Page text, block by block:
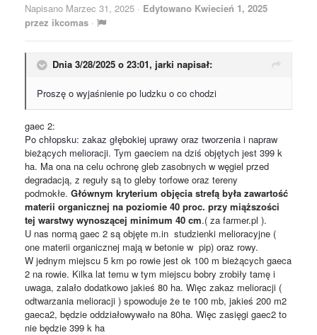
Napisano Marzec 31, 2025 · Edytowano Kwiecień 1, 2025
przez ikcomas ·
Dnia 3/28/2025 o 23:01, jarki napisał:
Proszę o wyjaśnienie po ludzku o co chodzi
gaec 2:
Po chłopsku: zakaz głębokiej uprawy oraz tworzenia i napraw
bieżących melioracji. Tym gaeciem na dziś objętych jest 399 k
ha. Ma ona na celu ochronę gleb zasobnych w węgiel przed
degradacją, z reguły są to gleby torfowe oraz tereny
podmokłe. Głównym kryterium objęcia strefą była zawartość
materii organicznej na poziomie 40 proc. przy miąższości
tej warstwy wynoszącej minimum 40 cm.( za farmer.pl ).
U nas normą gaec 2 są objęte m.in studzienki melioracyjne (
one materii organicznej mają w betonie w pip) oraz rowy.
W jednym miejscu 5 km po rowie jest ok 100 m bieżących gaeca
2 na rowie. Kilka lat temu w tym miejscu bobry zrobiły tamę i
uwaga, zalało dodatkowo jakieś 80 ha. Więc zakaz melioracji (
odtwarzania melioracji ) spowoduje że te 100 mb, jakieś 200 m2
gaeca2, będzie oddziałowywało na 80ha. Więc zasięgi gaec2 to
nie będzie 399 k ha